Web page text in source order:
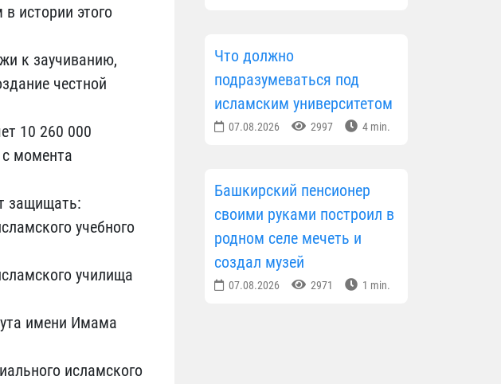
истории этого
к заучиванию,
честной
10 260 000
момента
защищать:
учебного
училища
имени Имама
исламского
Что должно
подразумеваться под
исламским университетом
07.08.2026 2997 4 min.
Башкирский пенсионер
своими руками построил в
родном селе мечеть и
создал музей
07.08.2026 2971 1 min.